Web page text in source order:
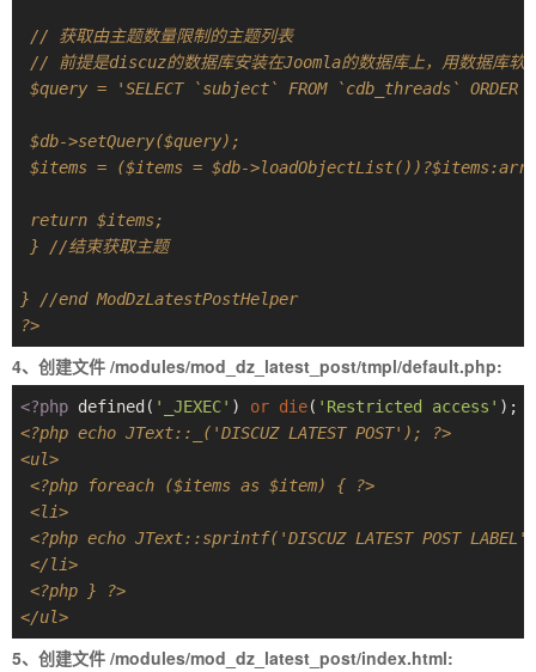
// 获取由主题数量限制的主题列表
// 前提是discuz的数据库安装在Joomla的数据库上，用数据库
$query = 'SELECT `subject` FROM `cdb_threads`
$db->setQuery($query);
$items = ($items = $db-
return $items;
} //结束获取主题
} //end ModDzLatestPostHelper
?>
4、创建文件 /modules/mod_dz_latest_post/tmpl/default.php:
<?php defined( '_JEXEC' ) or die( 'Restricted access' );
<?php echo JText::_('DISCUZ LATEST POST'); ?>
<ul>
<?php foreach ($items as $item) { ?>
<li>
<?php echo JText::sprintf('DISCUZ LATEST POST
</li>
<?php } ?>
</ul>
5、创建文件 /modules/mod_dz_latest_post/index.html: